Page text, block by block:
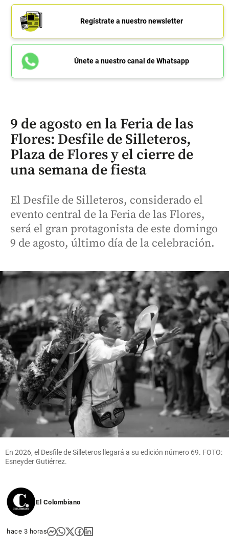
Regístrate a nuestro newsletter
Únete a nuestro canal de Whatsapp
9 de agosto en la Feria de las
Flores: Desfile de Silleteros,
Plaza de Flores y el cierre de
una semana de fiesta
El Desfile de Silleteros, considerado el
evento central de la Feria de las Flores,
será el gran protagonista de este domingo
9 de agosto, último día de la celebración.
En 2026, el Desfile de Silleteros llegará a su edición número 69. FOTO:
Esneyder Gutiérrez.
El Colombiano
hace 3 horas